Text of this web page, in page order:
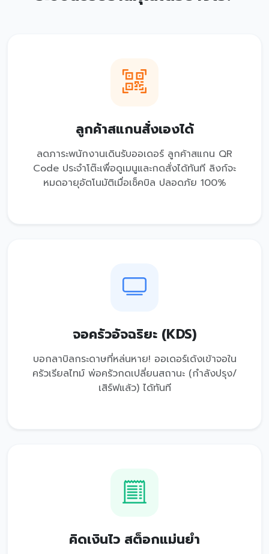
ลูกค้าสแกนสั่งเองได้
ลดภาระพนักงานเดินรับออเดอร์ ลูกค้าสแกน QR
Code ประจำโต๊ะเพื่อดูเมนูและกดสั่งได้ทันที ลิงก์จะ
หมดอายุอัตโนมัติเมื่อเช็คบิล ปลอดภัย 100%
จอครัวอัจฉริยะ (KDS)
บอกลาบิลกระดาษที่หล่นหาย! ออเดอร์เด้งเข้าจอใน
ครัวเรียลไทม์ พ่อครัวกดเปลี่ยนสถานะ (กำลังปรุง/
เสิร์ฟแล้ว) ได้ทันที
คิดเงินไว สต็อกแม่นยำ